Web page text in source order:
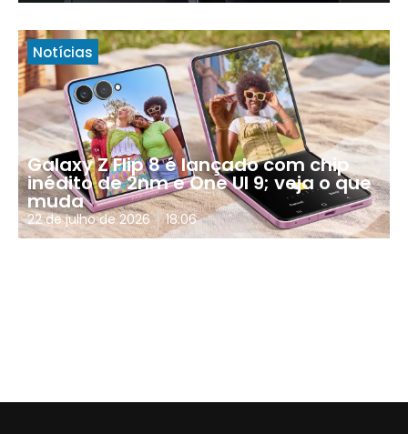
Notícias
Galaxy Z Flip 8 é lançado com chip
inédito de 2nm e One UI 9; veja o que
muda
22 de julho de 2026 18:06